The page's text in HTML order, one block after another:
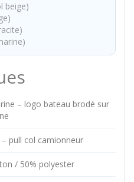
beige)
– logo bateau brodé sur
– pull col camionneur
/ 50% polyester